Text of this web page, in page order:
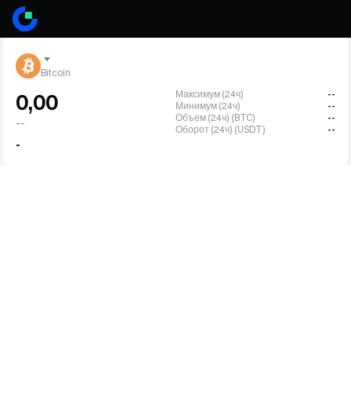
Bitcoin
0,00
--
-
Максимум (24ч)
--
Минимум (24ч)
--
Объем (24ч) (BTC)
--
Оборот (24ч) (USDT)
--